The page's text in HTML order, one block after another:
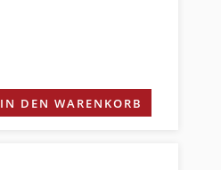
IN DEN WARENKORB